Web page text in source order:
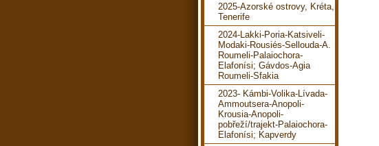
2025-Azorské ostrovy, Kréta,
Tenerife
2024-Lakki-Poria-Katsiveli-
Modaki-Rousiés-Sellouda-A.
Roumeli-Palaiochora-
Elafonísi; Gávdos-Agia
Roumeli-Sfakia
2023- Kámbi-Volika-Lívada-
Ammoutsera-Anopoli-
Krousia-Anopoli-
pobřeží/trajekt-Palaiochora-
Elafonísi; Kapverdy